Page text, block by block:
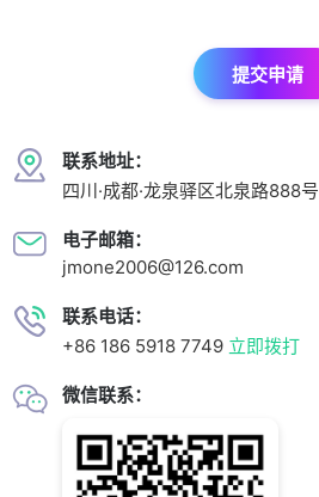
联系地址：
四川·成都·龙泉驿区北泉路888号
电子邮箱：
jmone2006@126.com
联系电话：
+86 186 5918 7749 立即拨打
微信联系：
提交申请